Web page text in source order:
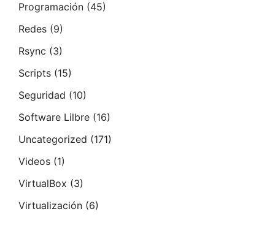
Programación (45)
Redes (9)
Rsync (3)
Scripts (15)
Seguridad (10)
Software Lilbre (16)
Uncategorized (171)
Videos (1)
VirtualBox (3)
Virtualización (6)